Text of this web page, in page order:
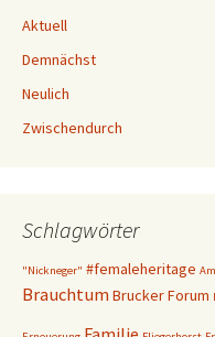
Aktuell
Demnächst
Neulich
Zwischendurch
Schlagwörter
"Nickneger" #femaleheritage
Brauchtum Brucker Forum